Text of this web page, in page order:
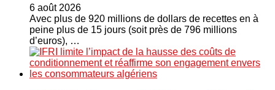
6 août 2026
Avec plus de 920 millions de dollars de recettes en à
peine plus de 15 jours (soit près de 796 millions
d’euros), …